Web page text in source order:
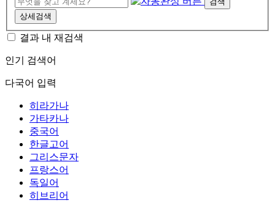
상세검색
결과 내 재검색
인기 검색어
다국어 입력
히라가나
가타카나
중국어
한글고어
그리스문자
프랑스어
독일어
히브리어